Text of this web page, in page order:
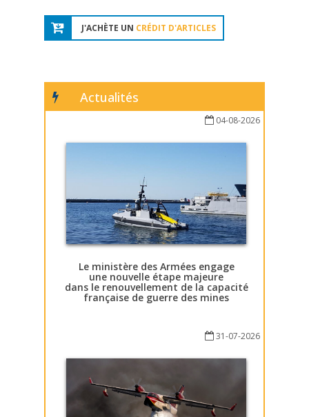
J'ACHÈTE UN CRÉDIT D'ARTICLES
Actualités
04-08-2026
Le ministère des Armées engage
une nouvelle étape majeure
dans le renouvellement de la capacité
française de guerre des mines
31-07-2026